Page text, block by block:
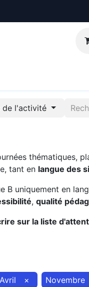
de l'activité
thématiques,
tant en langue des
B uniquement en
, qualité
sur la liste
Avril × Novembre